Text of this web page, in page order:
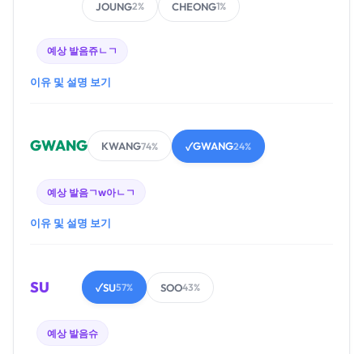
JOUNG2% CHEONG1%
예상 발음쥬ㄴㄱ
이유 및 설명 보기
GWANG KWANG74% ✓GWANG24%
예상 발음ㄱw아ㄴㄱ
이유 및 설명 보기
SU ✓SU57% SOO43%
예상 발음슈